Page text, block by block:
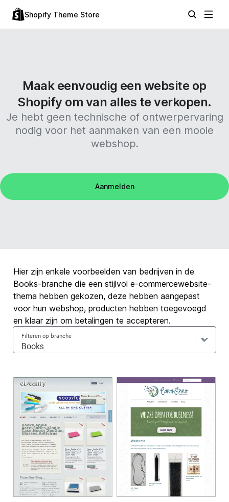
Shopify Theme Store
Maak eenvoudig een website op
Shopify om van alles te verkopen.
Je hebt geen technische of ontwerpervaring
nodig voor het aanmaken van een mooie
webshop.
Aanmelden
Hier zijn enkele voorbeelden van bedrijven in de
Books-branche die een stijlvol e-commercewebsite-
thema hebben gekozen, deze hebben aangepast
voor hun webshop, producten hebben toegevoegd
en klaar zijn om betalingen te accepteren.
Filteren op branche